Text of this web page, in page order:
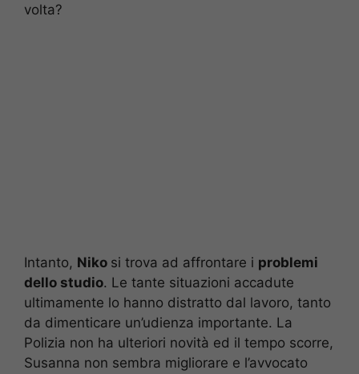
volta?
Intanto, Niko si trova ad affrontare i problemi
dello studio. Le tante situazioni accadute
ultimamente lo hanno distratto dal lavoro, tanto
da dimenticare un’udienza importante. La
Polizia non ha ulteriori novità ed il tempo scorre,
Susanna non sembra migliorare e l’avvocato